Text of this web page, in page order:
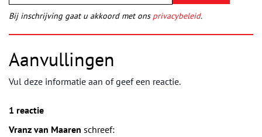
Bij inschrijving gaat u akkoord met ons privacybeleid.
Aanvullingen
Vul deze informatie aan of geef een reactie.
1 reactie
Vranz van Maaren schreef: